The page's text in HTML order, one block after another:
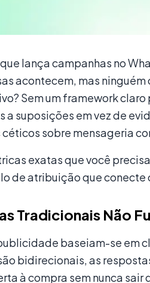
lança campanhas no
acontecem, mas
Sem um framework claro
a suposições em vez de
sobre mensageria
exatas que você
de atribuição que conecte
Tradicionais Não
baseiam-se em
bidirecionais, as
à compra sem nunca